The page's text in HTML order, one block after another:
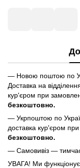
— Новою поштою по
Доставка на
кур'єром при
безкоштовно.
— Укрпоштою по
доставка кур'єром
безкоштовно.
— Самовивіз —
УВАГА! Ми